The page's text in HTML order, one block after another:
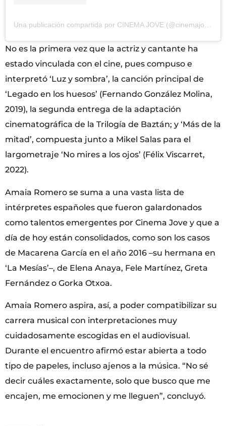
No es la primera vez que la actriz y cantante ha
estado vinculada con el cine, pues compuso e
interpretó ‘Luz y sombra’, la canción principal de
‘Legado en los huesos’ (Fernando González Molina,
2019), la segunda entrega de la adaptación
cinematográfica de la Trilogía de Baztán; y ‘Más de la
mitad’, compuesta junto a Mikel Salas para el
largometraje ‘No mires a los ojos’ (Félix Viscarret,
2022).
Amaia Romero se suma a una vasta lista de
intérpretes españoles que fueron galardonados
como talentos emergentes por Cinema Jove y que a
día de hoy están consolidados, como son los casos
de Macarena García en el año 2016 –su hermana en
‘La Mesías’–, de Elena Anaya, Fele Martínez, Greta
Fernández o Gorka Otxoa.
Amaia Romero aspira, así, a poder compatibilizar su
carrera musical con interpretaciones muy
cuidadosamente escogidas en el audiovisual.
Durante el encuentro afirmó estar abierta a todo
tipo de papeles, incluso ajenos a la música. “No sé
decir cuáles exactamente, solo que busco que me
encajen, me emocionen y me lleguen”, concluyó.